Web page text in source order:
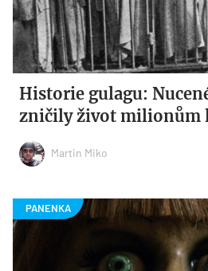
Historie gulagu:
zničily život milionům
Martin Miko